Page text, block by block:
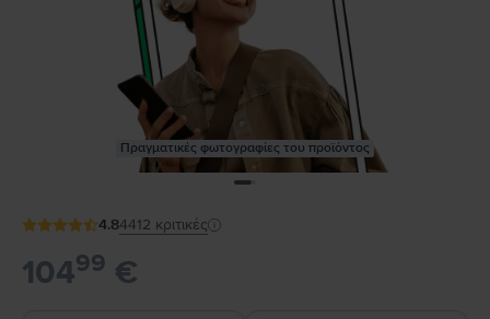
Πραγματικές φωτογραφίες του προϊόντος
4.84412 κριτικές
10499 €